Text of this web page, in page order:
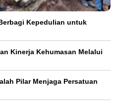
Kepedulian untuk
Kinerja Kehumasan Melalui
Pilar Menjaga Persatuan